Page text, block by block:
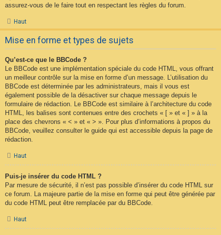
assurez-vous de le faire tout en respectant les règles du forum.
Haut
Mise en forme et types de sujets
Qu’est-ce que le BBCode ?
Le BBCode est une implémentation spéciale du code HTML, vous offrant
un meilleur contrôle sur la mise en forme d’un message. L’utilisation du
BBCode est déterminée par les administrateurs, mais il vous est
également possible de la désactiver sur chaque message depuis le
formulaire de rédaction. Le BBCode est similaire à l’architecture du code
HTML, les balises sont contenues entre des crochets « [ » et « ] » à la
place des chevrons « < » et « > ». Pour plus d’informations à propos du
BBCode, veuillez consulter le guide qui est accessible depuis la page de
rédaction.
Haut
Puis-je insérer du code HTML ?
Par mesure de sécurité, il n’est pas possible d’insérer du code HTML sur
ce forum. La majeure partie de la mise en forme qui peut être générée par
du code HTML peut être remplacée par du BBCode.
Haut